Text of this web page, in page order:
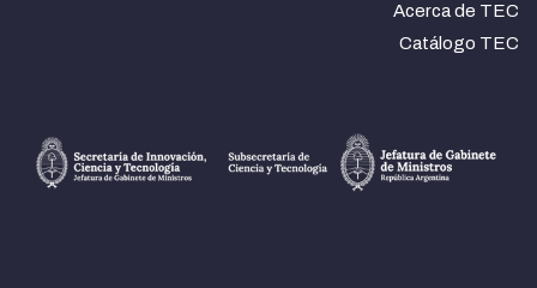
Acerca de TEC
Catálogo TEC